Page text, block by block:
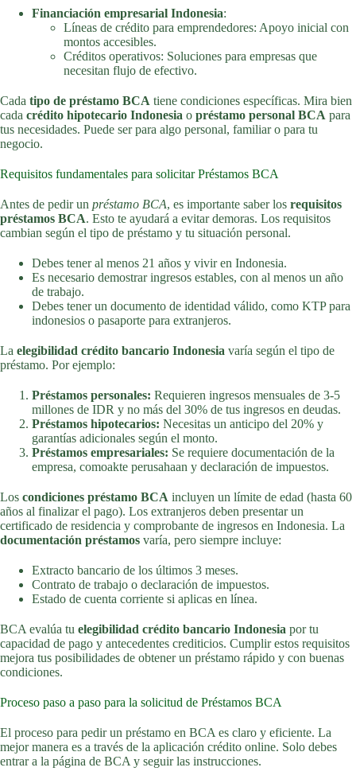
Financiación empresarial Indonesia:
Líneas de crédito para emprendedores: Apoyo inicial con
montos accesibles.
Créditos operativos: Soluciones para empresas que
necesitan flujo de efectivo.
Cada tipo de préstamo BCA tiene condiciones específicas. Mira bien
cada crédito hipotecario Indonesia o préstamo personal BCA para
tus necesidades. Puede ser para algo personal, familiar o para tu
negocio.
Requisitos fundamentales para solicitar Préstamos BCA
Antes de pedir un préstamo BCA, es importante saber los requisitos
préstamos BCA. Esto te ayudará a evitar demoras. Los requisitos
cambian según el tipo de préstamo y tu situación personal.
Debes tener al menos 21 años y vivir en Indonesia.
Es necesario demostrar ingresos estables, con al menos un año
de trabajo.
Debes tener un documento de identidad válido, como KTP para
indonesios o pasaporte para extranjeros.
La elegibilidad crédito bancario Indonesia varía según el tipo de
préstamo. Por ejemplo:
Préstamos personales: Requieren ingresos mensuales de 3-5
millones de IDR y no más del 30% de tus ingresos en deudas.
Préstamos hipotecarios: Necesitas un anticipo del 20% y
garantías adicionales según el monto.
Préstamos empresariales: Se requiere documentación de la
empresa, comoakte perusahaan y declaración de impuestos.
Los condiciones préstamo BCA incluyen un límite de edad (hasta 60
años al finalizar el pago). Los extranjeros deben presentar un
certificado de residencia y comprobante de ingresos en Indonesia. La
documentación préstamos varía, pero siempre incluye:
Extracto bancario de los últimos 3 meses.
Contrato de trabajo o declaración de impuestos.
Estado de cuenta corriente si aplicas en línea.
BCA evalúa tu elegibilidad crédito bancario Indonesia por tu
capacidad de pago y antecedentes crediticios. Cumplir estos requisitos
mejora tus posibilidades de obtener un préstamo rápido y con buenas
condiciones.
Proceso paso a paso para la solicitud de Préstamos BCA
El proceso para pedir un préstamo en BCA es claro y eficiente. La
mejor manera es a través de la aplicación crédito online. Solo debes
entrar a la página de BCA y seguir las instrucciones.